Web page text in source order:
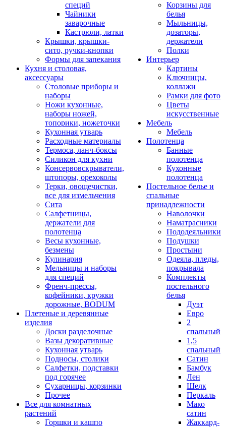
специй
Чайники
заварочные
Кастрюли, латки
Крышки, крышки-
сито, ручки-кнопки
Формы для запекания
Кухня и столовая,
аксессуары
Столовые приборы и
наборы
Ножи кухонные,
наборы ножей,
топорики, ножеточки
Кухонная утварь
Расходные материалы
Термоса, ланч-боксы
Силикон для кухни
Консервовскрыватели,
штопоры, орехоколы
Терки, овощечистки,
все для измельчения
Сита
Салфетницы,
держатели для
полотенца
Весы кухонные,
безмены
Кулинария
Мельницы и наборы
для специй
Френч-прессы,
кофейники, кружки
дорожные, BODUM
Плетеные и деревянные
изделия
Доски разделочные
Вазы декоративные
Кухонная утварь
Подносы, столики
Салфетки, подставки
под горячее
Сухарницы, корзинки
Прочее
Все для комнатных
растений
Горшки и кашпо
Корзины для
белья
Мыльницы,
дозаторы,
держатели
Полки
Интерьер
Картины
Ключницы,
коллажи
Рамки для фото
Цветы
искусственные
Мебель
Мебель
Полотенца
Банные
полотенца
Кухонные
полотенца
Постельное белье и
спальные
принадлежности
Наволочки
Наматрасники
Пододеяльники
Подушки
Простыни
Одеяла, пледы,
покрывала
Комплекты
постельного
белья
Дуэт
Евро
2
спальный
1,5
спальный
Сатин
Бамбук
Лен
Шелк
Перкаль
Мако
сатин
Жаккард-